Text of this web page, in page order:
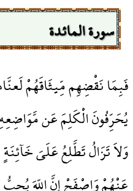
سورة المائدة
فَبِمَا نَقْضِهِم مِّيثَاقَهُمْ
يُحَرِّفُونَ الْكَلِمَ عَن
وَلاَ تَزَالُ تَطَّلِعُ عَلَىَ